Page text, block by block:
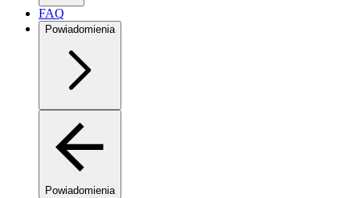
FAQ
Powiadomienia
Powiadomienia